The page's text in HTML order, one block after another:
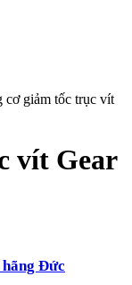
cơ giảm tốc trục vít
vít Gear
Đức